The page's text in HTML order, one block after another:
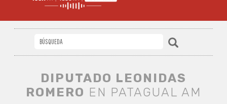
DIPUTADO LEONIDAS
ROMERO EN PATAGUAL AM